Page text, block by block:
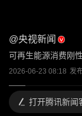
@央视新闻
可再生能源消费刚
2026-06-23 08:18 发
打开腾讯新闻